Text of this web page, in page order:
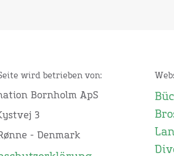
wird betrieben von:
Bornholm ApS
3
- Denmark